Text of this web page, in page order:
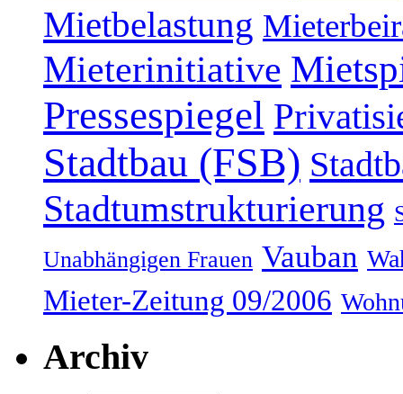
Mietbelastung
Mieterinitiative
Pressespiegel
Stadtbau (FSB)
Stadtumstrukturierung
Unabhängigen Frauen Vauban
Mieter-Zeitung 09/2006
Archiv